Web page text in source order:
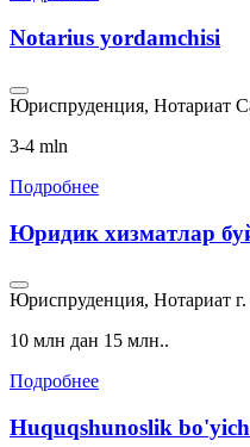
Notarius yordamchisi
Юриспруденция, Нотариат
3-4 mln
Подробнее
Юридик хизматлар
Юриспруденция, Нотариат
10 млн дан 15 млн..
Подробнее
Huquqshunoslik